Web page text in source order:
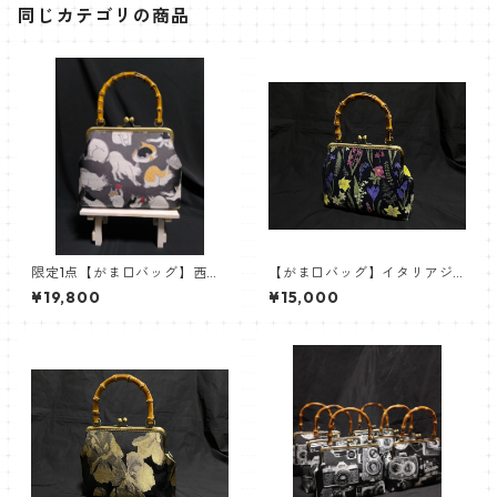
同じカテゴリの商品
限定1点【がま口バッグ】西陣
織 猫【竹ハンドル】
¥19,800
【がま口バッグ】イタリアジ
ャガードボタニカル【竹ハン
ドル】
¥15,000